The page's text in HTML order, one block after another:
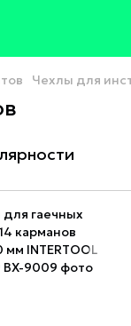
Чехлы для